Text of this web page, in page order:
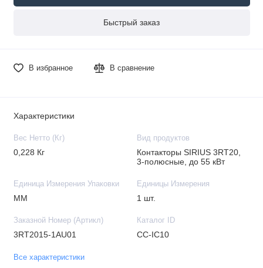
Быстрый заказ
В избранное В сравнение
Характеристики
Вес Нетто (Кг)
0,228 Кг
Вид продуктов
Контакторы SIRIUS 3RT20,
3-полюсные, до 55 кВт
Единица Измерения Упаковки
MM
Единицы Измерения
1 шт.
Заказной Номер (Артикл)
3RT2015-1AU01
Каталог ID
CC-IC10
Все характеристики